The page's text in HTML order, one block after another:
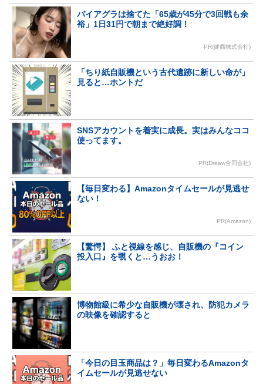
バイアグラは捨てた「65歳が45分で3回戦も余
裕」1日31円で朝まで絶好調！
PR(健商株式会社)
「ちり紙自販機という古代遺跡に新しい命が」
見ると…ホントだ
SNSアカウントを着実に成長。実はみんなココ
使ってます。
PR(Dreaw合同会社)
【毎日変わる】Amazonタイムセールが見逃せ
ない！
PR(Amazon)
【驚愕】 ふと視線を感じ、自販機の『コイン
投入口』を覗くと…うおお！
博物館級に希少な自販機が壊され、防犯カメラ
の映像を確認すると
「今日の目玉商品は？」毎日変わるAmazonタ
イムセールが見逃せない